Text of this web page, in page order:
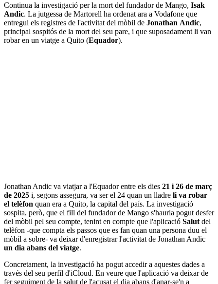
Continua la investigació per la mort del fundador de Mango, Isak
Andic. La jutgessa de Martorell ha ordenat ara a Vodafone que
entregui els registres de l'activitat del mòbil de Jonathan Andic,
principal sospitós de la mort del seu pare, i que suposadament li van
robar en un viatge a Quito (Equador).
Jonathan Andic va viatjar a l'Equador entre els dies 21 i 26 de març
de 2025 i, segons assegura, va ser el 24 quan un lladre li va robar
el telèfon quan era a Quito, la capital del país. La investigació
sospita, però, que el fill del fundador de Mango s'hauria pogut desfer
del mòbil pel seu compte, tenint en compte que l'aplicació Salut del
telèfon -que compta els passos que es fan quan una persona duu el
mòbil a sobre- va deixar d'enregistrar l'activitat de Jonathan Andic
un dia abans del viatge.
Concretament, la investigació ha pogut accedir a aquestes dades a
través del seu perfil d'iCloud. En veure que l'aplicació va deixar de
fer seguiment de la salut de l'acusat el dia abans d'anar-se'n a